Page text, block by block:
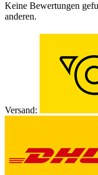
Keine Bewertungen
anderen.
Versand: